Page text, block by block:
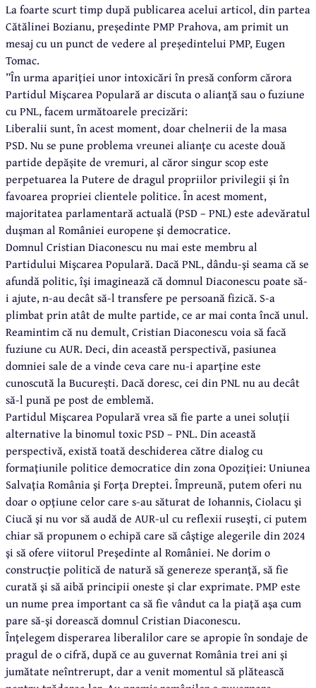
La foarte scurt timp după publicarea acelui articol, din partea
Cătălinei Bozianu, președinte PMP Prahova, am primit un
mesaj cu un punct de vedere al președintelui PMP, Eugen
Tomac.
”În urma apariţiei unor intoxicări în presă conform cărora
Partidul Mişcarea Populară ar discuta o alianţă sau o fuziune
cu PNL, facem următoarele precizări:
Liberalii sunt, în acest moment, doar chelnerii de la masa
PSD. Nu se pune problema vreunei alianţe cu aceste două
partide depășite de vremuri, al căror singur scop este
perpetuarea la Putere de dragul propriilor privilegii şi în
favoarea propriei clientele politice. În acest moment,
majoritatea parlamentară actuală (PSD – PNL) este adevăratul
duşman al României europene şi democratice.
Domnul Cristian Diaconescu nu mai este membru al
Partidului Mişcarea Populară. Dacă PNL, dându-şi seama că se
afundă politic, îşi imaginează că domnul Diaconescu poate să-
i ajute, n-au decât să-l transfere pe persoană fizică. S-a
plimbat prin atât de multe partide, ce ar mai conta încă unul.
Reamintim că nu demult, Cristian Diaconescu voia să facă
fuziune cu AUR. Deci, din această perspectivă, pasiunea
domniei sale de a vinde ceva care nu-i aparţine este
cunoscută la București. Dacă doresc, cei din PNL nu au decât
să-l pună pe post de emblemă.
Partidul Mişcarea Populară vrea să fie parte a unei soluţii
alternative la binomul toxic PSD – PNL. Din această
perspectivă, există toată deschiderea către dialog cu
formaţiunile politice democratice din zona Opoziţiei: Uniunea
Salvaţia România şi Forţa Dreptei. Împreună, putem oferi nu
doar o opţiune celor care s-au săturat de Iohannis, Ciolacu şi
Ciucă şi nu vor să audă de AUR-ul cu reflexii ruseşti, ci putem
chiar să propunem o echipă care să câştige alegerile din 2024
şi să ofere viitorul Preşedinte al României. Ne dorim o
construcţie politică de natură să genereze speranţă, să fie
curată şi să aibă principii oneste şi clar exprimate. PMP este
un nume prea important ca să fie vândut ca la piaţă aşa cum
pare să-şi dorească domnul Cristian Diaconescu.
Înţelegem disperarea liberalilor care se apropie în sondaje de
pragul de o cifră, după ce au guvernat România trei ani şi
jumătate neîntrerupt, dar a venit momentul să plătească